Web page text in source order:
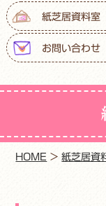
紙芝居資料室
お問い合わせ
HOME >紙芝居資